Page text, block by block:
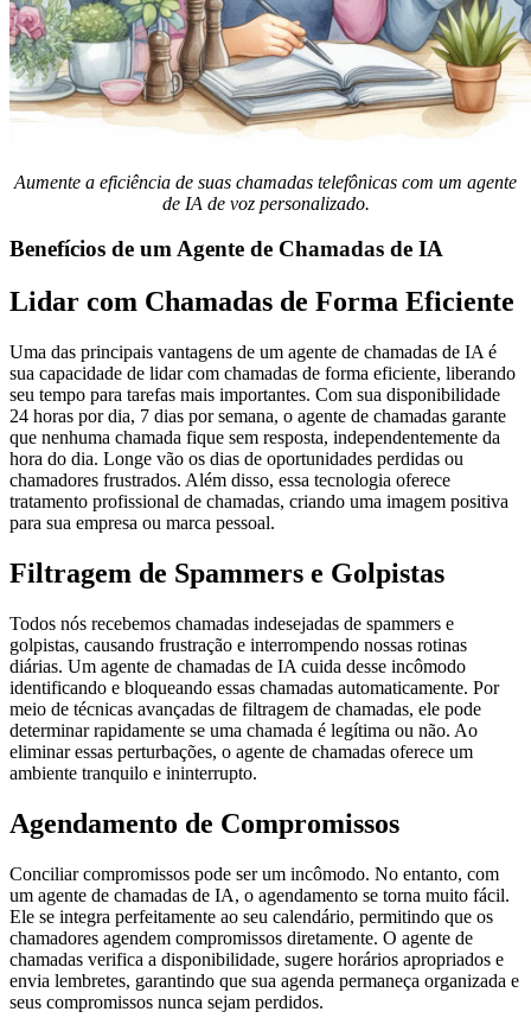
Aumente a eficiência de suas chamadas telefônicas com um agente
de IA de voz personalizado.
Benefícios de um Agente de Chamadas de IA
Lidar com Chamadas de Forma Eficiente
Uma das principais vantagens de um agente de chamadas de IA é
sua capacidade de lidar com chamadas de forma eficiente, liberando
seu tempo para tarefas mais importantes. Com sua disponibilidade
24 horas por dia, 7 dias por semana, o agente de chamadas garante
que nenhuma chamada fique sem resposta, independentemente da
hora do dia. Longe vão os dias de oportunidades perdidas ou
chamadores frustrados. Além disso, essa tecnologia oferece
tratamento profissional de chamadas, criando uma imagem positiva
para sua empresa ou marca pessoal.
Filtragem de Spammers e Golpistas
Todos nós recebemos chamadas indesejadas de spammers e
golpistas, causando frustração e interrompendo nossas rotinas
diárias. Um agente de chamadas de IA cuida desse incômodo
identificando e bloqueando essas chamadas automaticamente. Por
meio de técnicas avançadas de filtragem de chamadas, ele pode
determinar rapidamente se uma chamada é legítima ou não. Ao
eliminar essas perturbações, o agente de chamadas oferece um
ambiente tranquilo e ininterrupto.
Agendamento de Compromissos
Conciliar compromissos pode ser um incômodo. No entanto, com
um agente de chamadas de IA, o agendamento se torna muito fácil.
Ele se integra perfeitamente ao seu calendário, permitindo que os
chamadores agendem compromissos diretamente. O agente de
chamadas verifica a disponibilidade, sugere horários apropriados e
envia lembretes, garantindo que sua agenda permaneça organizada e
seus compromissos nunca sejam perdidos.